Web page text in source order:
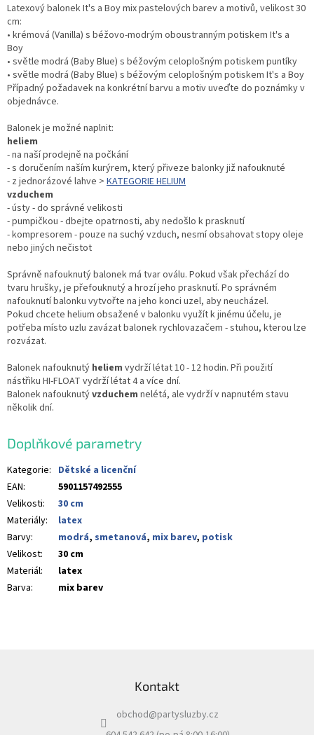
Latexový balonek It's a Boy mix pastelových barev a motivů, velikost 30
cm:
• krémová (Vanilla) s béžovo-modrým oboustranným potiskem It's a
Boy
• světle modrá (Baby Blue) s béžovým celoplošným potiskem puntíky
• světle modrá (Baby Blue) s béžovým celoplošným potiskem It's a Boy
Případný požadavek na konkrétní barvu a motiv uveďte do poznámky v
objednávce.
Balonek je možné naplnit:
heliem
- na naší prodejně na počkání
- s doručením naším kurýrem, který přiveze balonky již nafouknuté
- z jednorázové lahve > KATEGORIE HELIUM
vzduchem
- ústy - do správné velikosti
- pumpičkou - dbejte opatrnosti, aby nedošlo k prasknutí
- kompresorem - pouze na suchý vzduch, nesmí obsahovat stopy oleje
nebo jiných nečistot
Správně nafouknutý balonek má tvar oválu. Pokud však přechází do
tvaru hrušky, je přefouknutý a hrozí jeho prasknutí. Po správném
nafouknutí balonku vytvořte na jeho konci uzel, aby neucházel.
Pokud chcete helium obsažené v balonku využít k jinému účelu, je
potřeba místo uzlu zavázat balonek rychlovazačem - stuhou, kterou lze
rozvázat.
Balonek nafouknutý heliem vydrží létat 10 - 12 hodin. Při použití
nástřiku HI-FLOAT vydrží létat 4 a více dní.
Balonek nafouknutývzduchem nelétá, ale vydrží v napnutém stavu
několik dní.
Doplňkové parametry
Kategorie: Dětské a licenční
EAN:
5901157492555
Velikosti:
30 cm
Materiály:
latex
Barvy: modrá, smetanová, mix barev, potisk
Velikost:
30 cm
Materiál:
latex
Barva: mix barev
Kontakt
obchod@partysluzby.cz